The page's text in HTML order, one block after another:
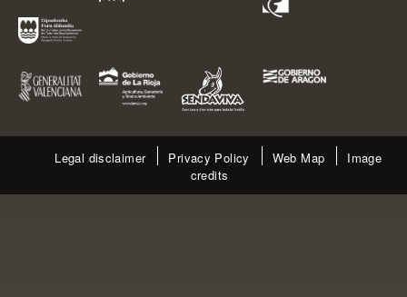
Legal disclaimer Privacy Policy Web Map
Image
credits